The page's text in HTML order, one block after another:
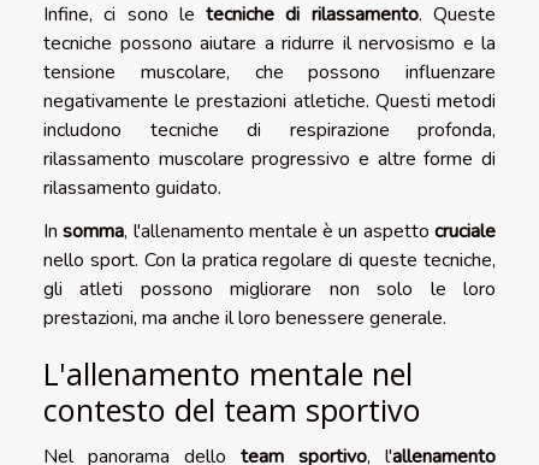
Infine, ci sono letecniche di rilassamento. Queste
tecniche possono aiutare a ridurre il nervosismo e la
tensione muscolare, che possono influenzare
negativamente le prestazioni atletiche. Questi metodi
includono tecniche di respirazione profonda,
rilassamento muscolare progressivo e altre forme di
rilassamento guidato.
Insomma, l'allenamento mentale è un aspettocruciale
nello sport. Con la pratica regolare di queste tecniche,
gli atleti possono migliorare non solo le loro
prestazioni, ma anche il loro benessere generale.
L'allenamento mentale nel
contesto del team sportivo
Nel panorama dello team sportivo, l'allenamento